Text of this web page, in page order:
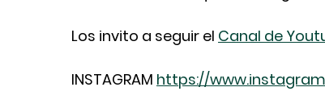
Los invito a seguir el Canal de
INSTAGRAM https://